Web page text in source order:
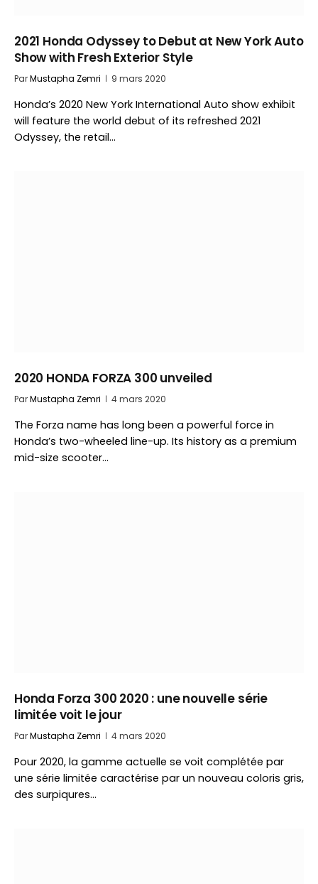
2021 Honda Odyssey to Debut at New York Auto
Show with Fresh Exterior Style
ParMustapha Zemri 9 mars 2020
Honda’s 2020 New York International Auto show exhibit
will feature the world debut of its refreshed 2021
Odyssey, the retail…
2020 HONDA FORZA 300 unveiled
ParMustapha Zemri 4 mars 2020
The Forza name has long been a powerful force in
Honda’s two-wheeled line-up. Its history as a premium
mid-size scooter…
Honda Forza 300 2020 : une nouvelle série
limitée voit le jour
ParMustapha Zemri 4 mars 2020
Pour 2020, la gamme actuelle se voit complétée par
une série limitée caractérise par un nouveau coloris gris,
des surpiqures…